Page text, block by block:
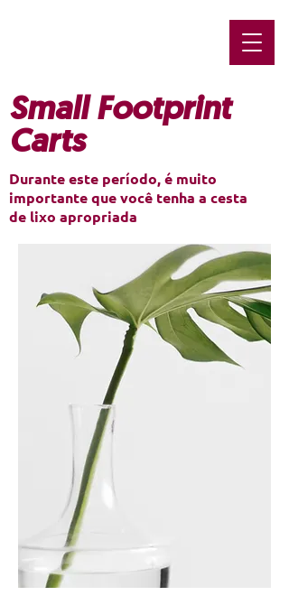
Small Footprint
Carts
Durante este período, é muito
importante que você tenha a cesta
de lixo apropriada